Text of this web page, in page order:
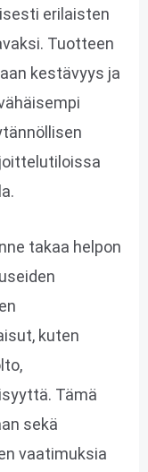
erilaisten
Tuotteen
kestävyys ja
takaa helpon
kuten
Tämä
sekä
vaatimuksia